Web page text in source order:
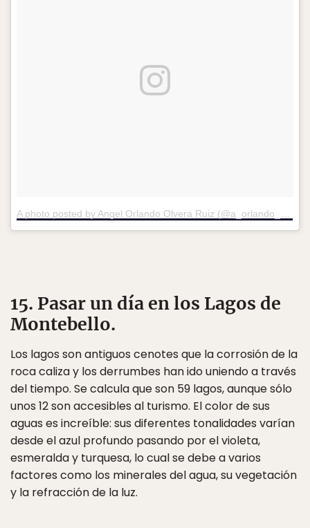
15. Pasar un día en los Lagos de
Montebello.
Los lagos son antiguos cenotes que la corrosión de la
roca caliza y los derrumbes han ido uniendo a través
del tiempo. Se calcula que son 59 lagos, aunque sólo
unos 12 son accesibles al turismo. El color de sus
aguas es increíble: sus diferentes tonalidades varían
desde el azul profundo pasando por el violeta,
esmeralda y turquesa, lo cual se debe a varios
factores como los minerales del agua, su vegetación
y la refracción de la luz.